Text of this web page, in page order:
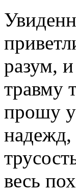
разум,
травму
прошу у
надежд,
весь